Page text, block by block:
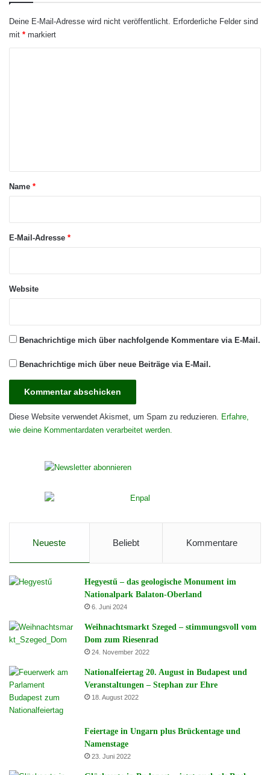
Deine E-Mail-Adresse wird nicht veröffentlicht. Erforderliche Felder sind
mit * markiert
aName *
E-Mail-Adresse *
Website
Benachrichtige mich über nachfolgende Kommentare via E-Mail.
Benachrichtige mich über neue Beiträge via E-Mail.
Diese Website verwendet Akismet, um Spam zu reduzieren. Erfahre,
wie deine Kommentardaten verarbeitet werden.
Neueste Beliebt Kommentare
Hegyestű – das geologische Monument im
Nationalpark Balaton-Oberland
6. Juni 2024
Weihnachtsmarkt Szeged – stimmungsvoll vom
Dom zum Riesenrad
24. November 2022
Nationalfeiertag 20. August in Budapest und
Veranstaltungen – Stephan zur Ehre
18. August 2022
Feiertage in Ungarn plus Brückentage und
Namenstage
23. Juni 2022